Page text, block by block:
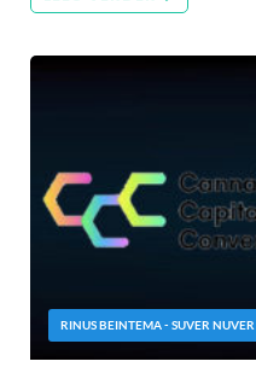
RINUS BEINTEMA - SUVER NUVER